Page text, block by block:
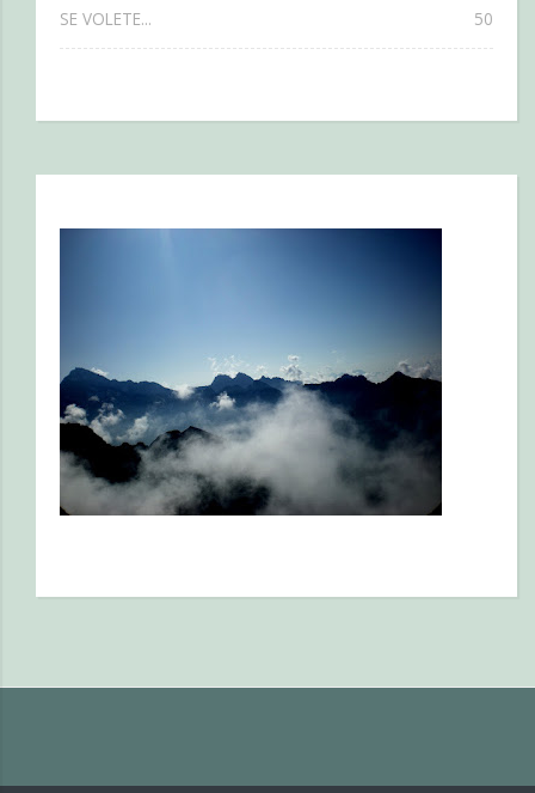
SE VOLETE... 50